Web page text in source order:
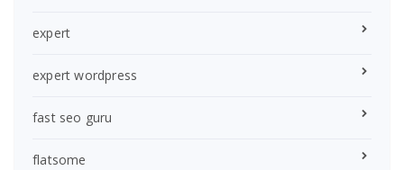
expert
expert wordpress
fast seo guru
flatsome